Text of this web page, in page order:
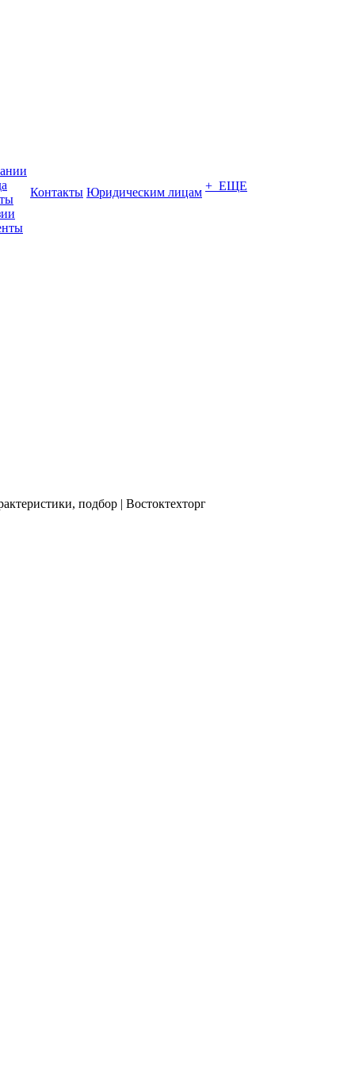
Контакты Юридическим лицам + ЕЩЕ
подбор | Востоктехторг